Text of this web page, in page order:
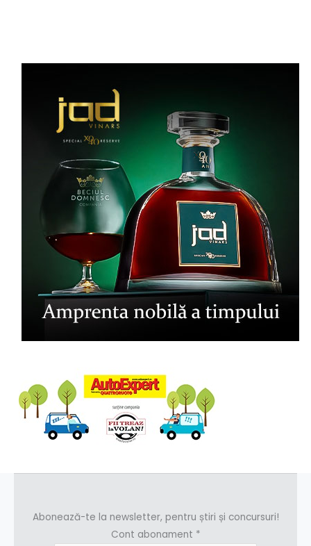
Abonează-te la newsletter, pentru știri și concursuri!
Cont abonament *